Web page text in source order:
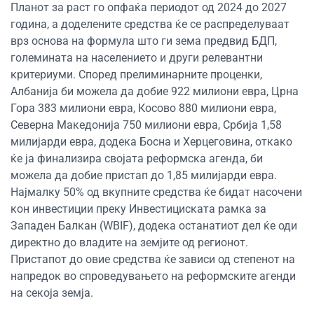
Планот за раст го опфаќа периодот од 2024 до 2027
година, а доделените средства ќе се распределуваат
врз основа на формула што ги зема предвид БДП,
големината на населението и други релевантни
критериуми. Според прелиминарните проценки,
Албанија би можела да добие 922 милиони евра, Црна
Гора 383 милиони евра, Косово 880 милиони евра,
Северна Македонија 750 милиони евра, Србија 1,58
милијарди евра, додека Босна и Херцеговина, откако
ќе ја финализира својата реформска агенда, би
можела да добие пристап до 1,85 милијарди евра.
Најмалку 50% од вкупните средства ќе бидат насочени
кон инвестиции преку Инвестициската рамка за
Западен Балкан (WBIF), додека останатиот дел ќе оди
директно до владите на земјите од регионот.
Пристапот до овие средства ќе зависи од степенот на
напредок во спроведувањето на реформските агенди
на секоја земја.